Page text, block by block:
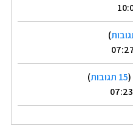
)
(15 תגובות
)